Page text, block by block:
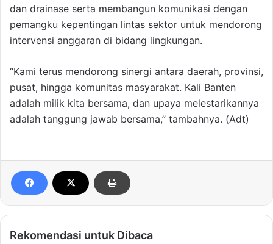
dan drainase serta membangun komunikasi dengan
pemangku kepentingan lintas sektor untuk mendorong
intervensi anggaran di bidang lingkungan.
“Kami terus mendorong sinergi antara daerah, provinsi,
pusat, hingga komunitas masyarakat. Kali Banten
adalah milik kita bersama, dan upaya melestarikannya
adalah tanggung jawab bersama,” tambahnya. (Adt)
Rekomendasi untuk Dibaca